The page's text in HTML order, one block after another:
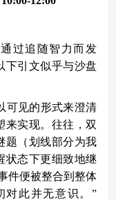
过追随智力而发
下引文似乎与沙盘
可见的形式来澄清
来实现。往往，双
题（划线部分为我
状态下更细致地继
件便被整合到整体
对此并无意识。”